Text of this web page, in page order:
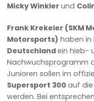
Micky Winklerund
Frank Krekeler (SKM
Motorsports) haben
Deutschlandein hieb-
Nachwuchsprogramm
Junioren sollen im
Supersport 300auf
werden. Bei